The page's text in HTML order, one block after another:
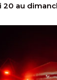
20 au